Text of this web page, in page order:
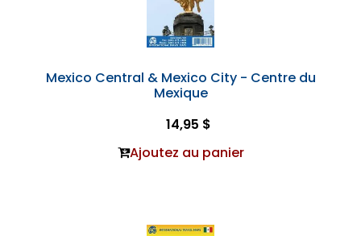
Mexico Central & Mexico City - Centre du
Mexique
14,95 $
Ajoutez au panier